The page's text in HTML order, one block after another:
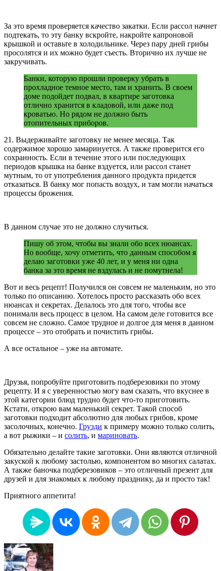
За это время проверяется качество закатки. Если рассол начнет
подтекать, то эту банку вскройте, накройте капроновой
крышкой и оставьте в холодильнике. Через пару дней грибы
просолятся и их можно будет съесть. Вторично их лучше не
закручивать.
Банки, которую прошли проверку убрать в
прохладное темное место, там и хранить. В своем
доме подойдет подвал, в квартире заготовка
отлично хранится в кладовой, или даже под
кроватью. Но рядом не должно быть
отопительных приборов.
21. Выдерживайте заготовку не менее месяца. Так
содержимое хорошо замаринуется. А также проверится его
сохранность. Если в течение этого или последующих
периодов крышка на банке вздуется, или рассол станет
мутным, то от употребления данного продукта придется
отказаться. В банку мог попасть воздух, и там могли начаться
процессы брожения.
В данном случае это не должно случиться.
Пишу об этом, чтобы вы знали обо всех нюансах.
Но вообще, хочу отметить, что данным способом я
делаю заготовки уже 40 лет, и у меня ни одна
банка за это время не вздулась и не помутнела!
Вот и весь рецепт! Получился он совсем не маленьким, но это
только по описанию. Хотелось просто рассказать обо всех
нюансах и секретах. Делалось это для того, чтобы все
понимали весь процесс в целом. На самом деле готовится все
совсем не сложно. Самое трудное и долгое для меня в данном
процессе – это отобрать и почистить грибы.
А все остальное – уже на автомате.
Друзья, попробуйте приготовить подберезовики по этому
рецепту. И я с уверенностью могу вам сказать, что вкуснее в
этой категории блюд трудно будет что-то приготовить.
Кстати, открою вам маленький секрет. Такой способ
заготовки подходит абсолютно для любых грибов, кроме
засолочных, конечно. Грузди к примеру можно только солить,
а вот рыжики – и солить, и мариновать.
Обязательно делайте такие заготовки. Они являются отличной
закуской к любому застолью, компонентом во многих салатах.
А также баночка подберезовиков – это отличный презент для
друзей и для знакомых к любому празднику, да и просто так!
Приятного аппетита!